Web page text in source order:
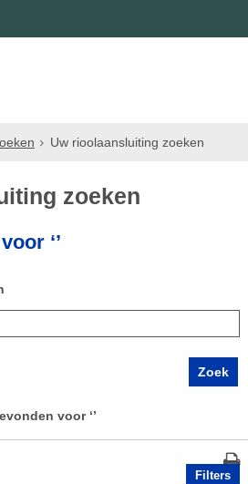
Uw rioolaansluiting zoeken
zoeken
‘’
voor ‘’
Filters